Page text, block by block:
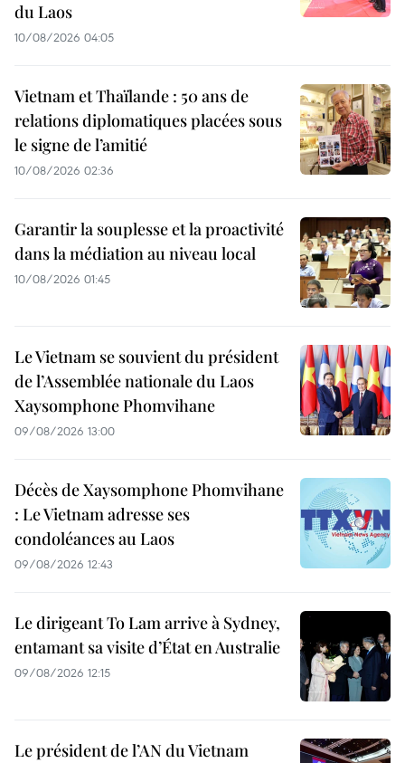
du Laos
10/08/2026 04:05
Vietnam et Thaïlande : 50 ans de
relations diplomatiques placées sous
le signe de l’amitié
10/08/2026 02:36
Garantir la souplesse et la proactivité
dans la médiation au niveau local
10/08/2026 01:45
Le Vietnam se souvient du président
de l’Assemblée nationale du Laos
Xaysomphone Phomvihane
09/08/2026 13:00
Décès de Xaysomphone Phomvihane
: Le Vietnam adresse ses
condoléances au Laos
09/08/2026 12:43
Le dirigeant To Lam arrive à Sydney,
entamant sa visite d’État en Australie
09/08/2026 12:15
Le président de l’AN du Vietnam